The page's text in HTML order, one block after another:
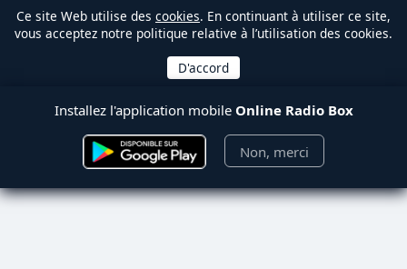
Ce site Web utilise des cookies. En continuant à utiliser ce site,
vous acceptez notre politique relative à l’utilisation des cookies.
Installez l'application mobile Online Radio Box
Non, merci